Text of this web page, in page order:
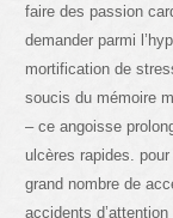
faire des passion
demander parmi
mortification de
soucis du mémoire
– ce angoisse
ulcères rapides.
grand nombre de
accidents